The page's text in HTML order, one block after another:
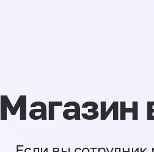
Магазин